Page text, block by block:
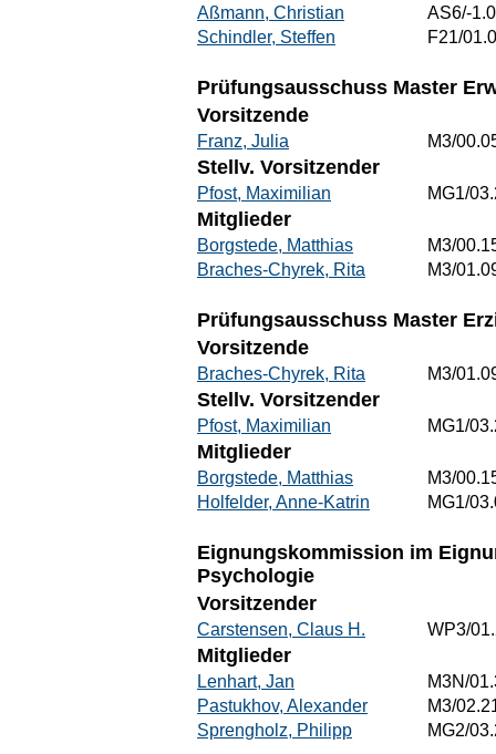
Aßmann, Christian
AS6/-
Schindler, Steffen
F21/
Prüfungsausschuss Master
Vorsitzende
Franz, Julia M3/
Stellv. Vorsitzender
Pfost, Maximilian MG1/
Mitglieder
Borgstede, Matthias
M3/
Braches-Chyrek, Rita
M3/
Prüfungsausschuss Master
Vorsitzende
Braches-Chyrek, Rita M3/
Stellv. Vorsitzender
Pfost, Maximilian MG1/
Mitglieder
Borgstede, Matthias
M3/
Holfelder, Anne-Katrin
MG1/
Eignungskommission im
Psychologie
Vorsitzender
Carstensen, Claus H. WP3/
Mitglieder
Lenhart, Jan
M3N/
Pastukhov, Alexander
M3/
Sprengholz, Philipp
MG2/